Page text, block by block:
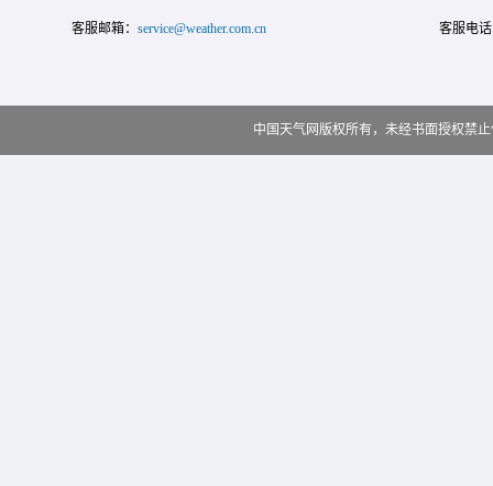
客服邮箱： service@weather.com.cn 客服电
中国天气网版权所有，未经书面授权